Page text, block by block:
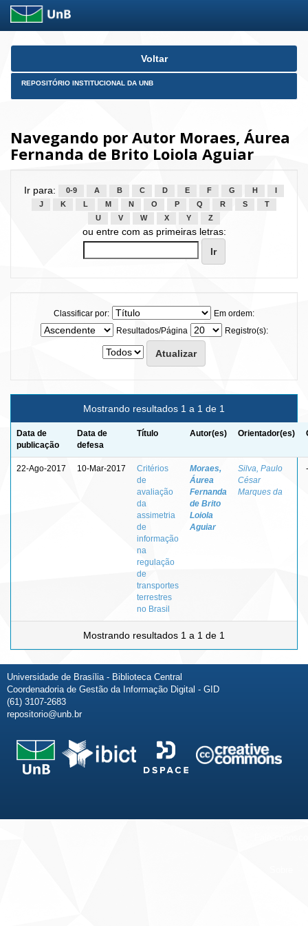
Skip
Voltar
REPOSITÓRIO INSTITUCIONAL DA UNB
Navegando por Autor Moraes, Áurea
Fernanda de Brito Loiola Aguiar
Ir para: 0-9 A B C D E F G H
J
K L M N O P Q R S
T
U
V W X Y Z
ou entre com as primeiras letras:
Classificar por:
Em ordem:
Resultados/Página
Registro(s):
Mostrando resultados 1 a 1 de 1
Data de
publicação
Data de
defesa
Título Autor(es) Orientador(es)
22-Ago-2017 10-Mar-2017
Critérios
de
avaliação
da
assimetria
de
informação
na
regulação
de
transportes
terrestres
no Brasil
Moraes,
Áurea
Fernanda
de Brito
Loiola
Aguiar
Silva, Paulo
César
Marques da
-
Mostrando resultados 1 a 1 de 1
Universidade de Brasília - Biblioteca Central
Coordenadoria de Gestão da Informação Digital - GID
(61) 3107-2683
repositorio@unb.br